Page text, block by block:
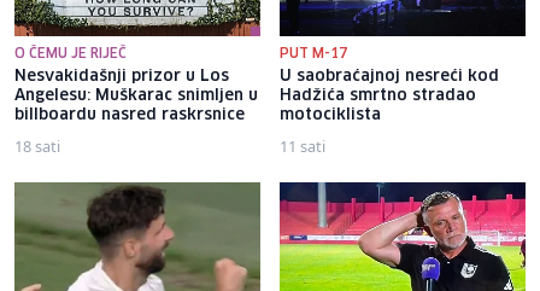
O ČEMU JE RIJEČ
Nesvakidašnji prizor u Los
Angelesu: Muškarac snimljen u
billboardu nasred raskrsnice
18 sati
PUT M-17
U saobraćajnoj nesreći kod
Hadžića smrtno stradao
motociklista
11 sati